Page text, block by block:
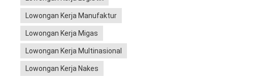
Lowongan Kerja Manufaktur
Lowongan Kerja Migas
Lowongan Kerja Multinasional
Lowongan Kerja Nakes